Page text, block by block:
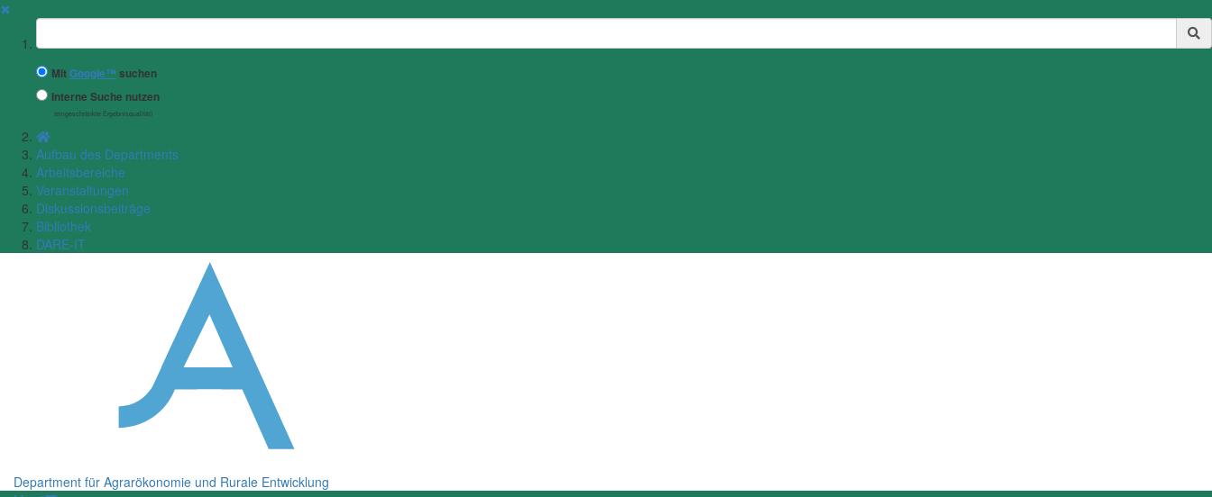
✖
Suchbegriff
MitGoogle™ suchen
Interne Suche nutzen
(eingeschränkte Ergebnisqualität)
Aufbau des Departments
Arbeitsbereiche
Veranstaltungen
Diskussionsbeiträge
Bibliothek
DARE-IT
Department für Agrarökonomie und Rurale Entwicklung